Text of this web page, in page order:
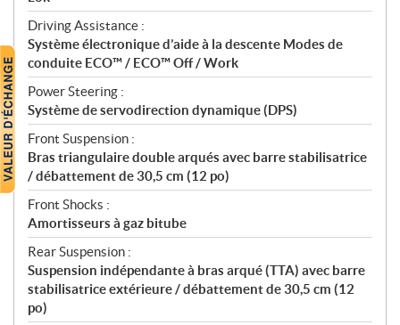
Driving Assistance :
Système électronique d’aide à la descente Modes de
conduite ECO™ / ECO™ Off / Work
Power Steering :
Système de servodirection dynamique (DPS)
Front Suspension :
Bras triangulaire double arqués avec barre stabilisatrice
/ débattement de 30,5 cm (12 po)
Front Shocks :
Amortisseurs à gaz bitube
Rear Suspension :
Suspension indépendante à bras arqué (TTA) avec barre
stabilisatrice extérieure / débattement de 30,5 cm (12
po)